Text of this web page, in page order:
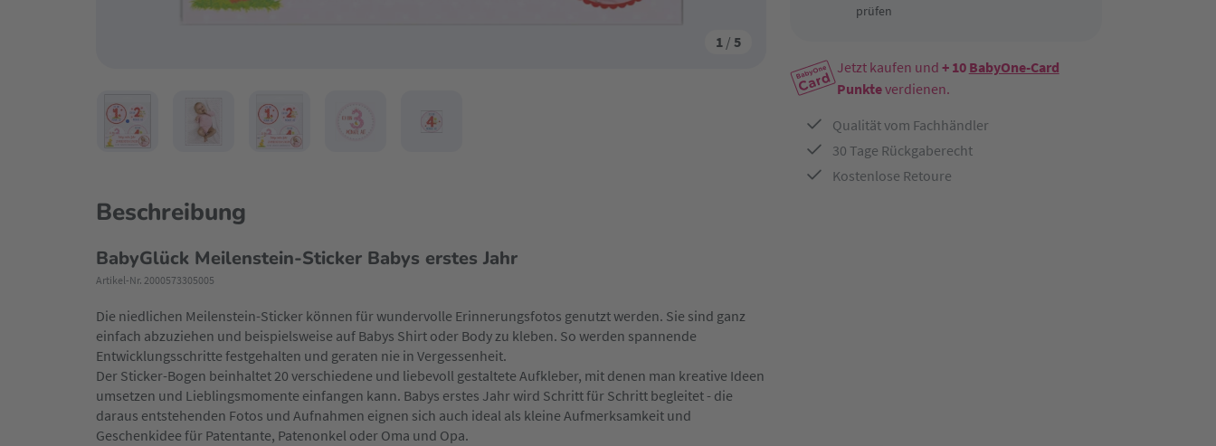
1 /5
prüfen
Jetzt kaufen und + 10 BabyOne-Card
Punkteverdienen.
Qualität vom Fachhändler
30 Tage Rückgaberecht
Kostenlose Retoure
Beschreibung
BabyGlück Meilenstein-Sticker Babys erstes Jahr
Artikel-Nr. 2000573305005
Die niedlichen Meilenstein-Sticker können für wundervolle Erinnerungsfotos genutzt werden. Sie sind ganz
einfach abzuziehen und beispielsweise auf Babys Shirt oder Body zu kleben. So werden spannende
Entwicklungsschritte festgehalten und geraten nie in Vergessenheit.
Der Sticker-Bogen beinhaltet 20 verschiedene und liebevoll gestaltete Aufkleber, mit denen man kreative Ideen
umsetzen und Lieblingsmomente einfangen kann. Babys erstes Jahr wird Schritt für Schritt begleitet - die
daraus entstehenden Fotos und Aufnahmen eignen sich auch ideal als kleine Aufmerksamkeit und
Geschenkidee für Patentante, Patenonkel oder Oma und Opa.